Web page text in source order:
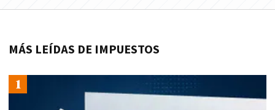
MÁS LEÍDAS DE IMPUESTOS